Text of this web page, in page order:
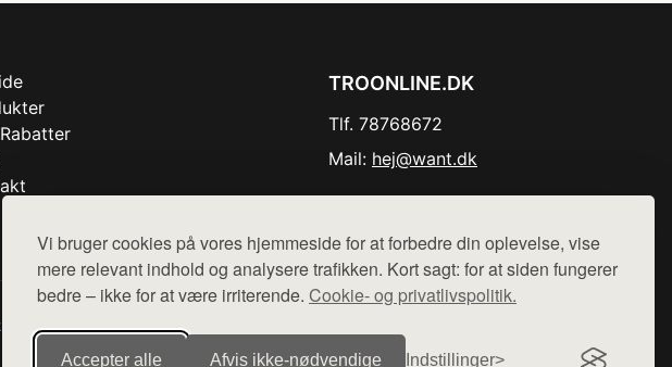
Vi bruger cookies på vores hjemmeside for at forbedre din oplevelse, vise
mere relevant indhold og analysere trafikken. Kort sagt: for at siden fungerer
bedre – ikke for at være irriterende. Cookie- og privatlivspolitik.
Accepter alle Afvis ikke‑nødvendige Indstillinger
TROONLINE.DK
Tlf. 78768672
Mail: hej@want.dk
fra diverse webshops. Der sælges ikke varer fra denne side - vi henviser til de shops,